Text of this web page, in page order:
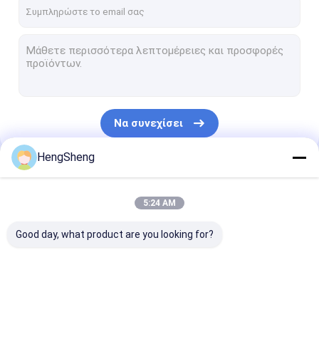
Επαναχρησιμοποιήσιμες τσάντες πάγου
Τσάντες συσκευασίας ψωμιού
Πλαστικές τσάντες δώρων συνήθειας
Αυτοκόλλητη πλαστική τσάντα
Ziplock πλαστικές τσάντες
Να συνεχίσει
Οι Κατηγορίες Μας
HengSheng
5:24 AM
Good day, what product are you looking for?